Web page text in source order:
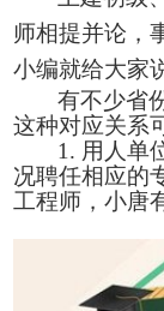
师相提并论，
小编就给大家
有不少省
这种对应关系
1. 用人单
况聘任相应的
工程师，小唐